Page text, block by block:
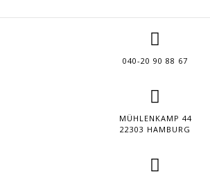
040-20 90 88 67
MÜHLENKAMP 44
22303 HAMBURG